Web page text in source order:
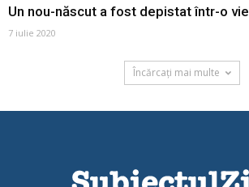
Un nou-născut a fost depistat într-o vie
7 iulie 2020
Încărcați mai multe